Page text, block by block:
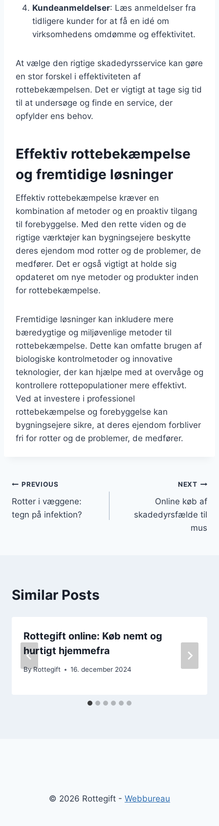
Kundeanmeldelser: Læs anmeldelser fra
tidligere kunder for at få en idé om
virksomhedens omdømme og effektivitet.
At vælge den rigtige skadedyrsservice kan gøre
en stor forskel i effektiviteten af
rottebekæmpelsen. Det er vigtigt at tage sig tid
til at undersøge og finde en service, der
opfylder ens behov.
Effektiv rottebekæmpelse
og fremtidige løsninger
Effektiv rottebekæmpelse kræver en
kombination af metoder og en proaktiv tilgang
til forebyggelse. Med den rette viden og de
rigtige værktøjer kan bygningsejere beskytte
deres ejendom mod rotter og de problemer, de
medfører. Det er også vigtigt at holde sig
opdateret om nye metoder og produkter inden
for rottebekæmpelse.
Fremtidige løsninger kan inkludere mere
bæredygtige og miljøvenlige metoder til
rottebekæmpelse. Dette kan omfatte brugen af
biologiske kontrolmetoder og innovative
teknologier, der kan hjælpe med at overvåge og
kontrollere rottepopulationer mere effektivt.
Ved at investere i professionel
rottebekæmpelse og forebyggelse kan
bygningsejere sikre, at deres ejendom forbliver
fri for rotter og de problemer, de medfører.
Indlægsnavigation
PREVIOUS
Rotter i væggene:
tegn på infektion?
NEXT
Online køb af
skadedyrsfælde til
mus
Similar Posts
Rottegift online: Køb nemt og
hurtigt hjemmefra
ByRottegift 16. december 2024
© 2026 Rottegift - Webbureau